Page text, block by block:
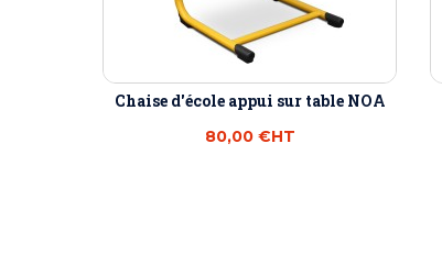
Chaise d'école appui sur table NOA
80,00 €HT